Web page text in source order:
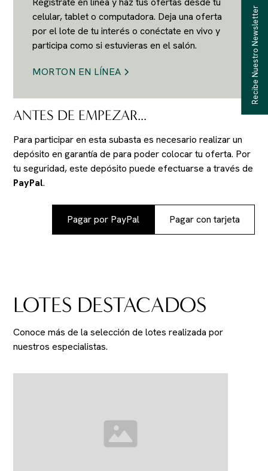
celular, tablet o computadora. Deja una oferta
por el lote de tu interés o conéctate en vivo y
participa como si estuvieras en el salón.
MORTON EN LÍNEA
ANTES DE EMPEZAR...
Para participar en esta subasta es necesario realizar un
depósito en garantía depara poder colocar tu oferta. Por
tu seguridad, este depósito puede efectuarse a través de
PayPal.
Pagar por PayPal Pagar con tarjeta
LOTES DESTACADOS
Conoce más de la selección de lotes realizada por
nuestros especialistas.
Recibe Nuestro Newsletter